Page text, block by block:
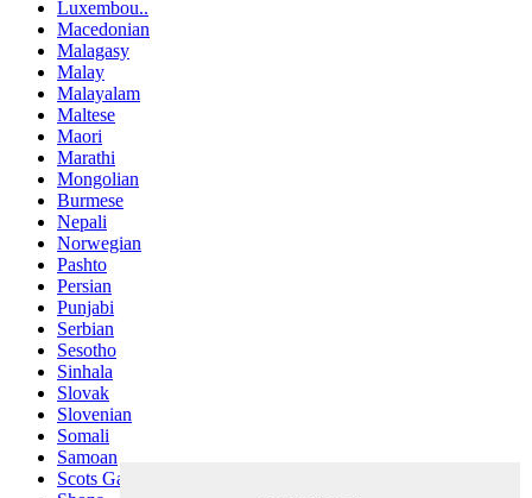
Luxembou..
Macedonian
Malagasy
Malay
Malayalam
Maltese
Maori
Marathi
Mongolian
Burmese
Nepali
Norwegian
Pashto
Persian
Punjabi
Serbian
Sesotho
Sinhala
Slovak
Slovenian
Somali
Samoan
Scots Gaelic